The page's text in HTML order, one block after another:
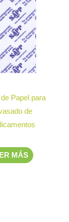
Papel para
de
MÁS